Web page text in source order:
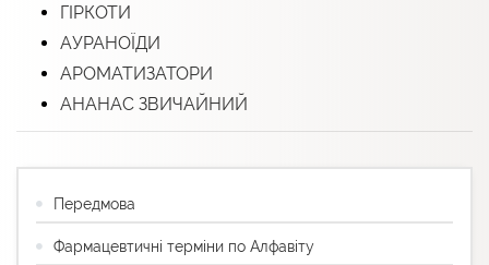
ГІРКОТИ
АУРАНОЇДИ
АРОМАТИЗАТОРИ
АНАНАС ЗВИЧАЙНИЙ
Передмова
Фармацевтичні терміни по Алфавіту